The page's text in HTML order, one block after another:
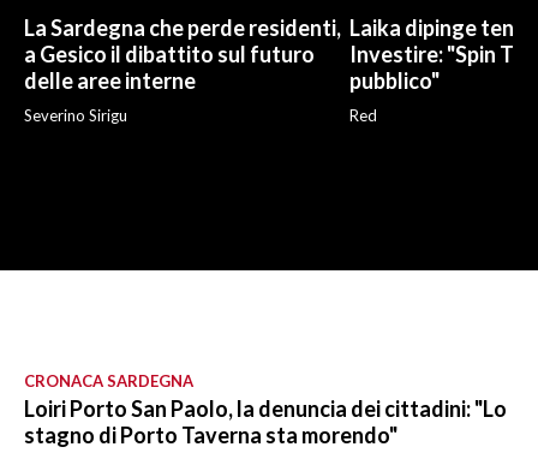
La Sardegna che perde residenti,
a Gesico il dibattito sul futuro
delle aree interne
Severino Sirigu
Laika dipinge
Investire: "Spin
pubblico"
Red
CRONACA SARDEGNA
Loiri Porto San Paolo, la denuncia dei cittadini: "Lo
stagno di Porto Taverna sta morendo"